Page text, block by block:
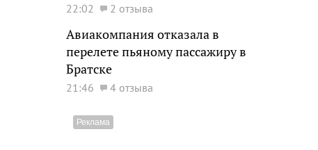
22:02 2 отзыва
Авиакомпания отказала в
перелете пьяному пассажиру в
Братске
21:46 4 отзыва